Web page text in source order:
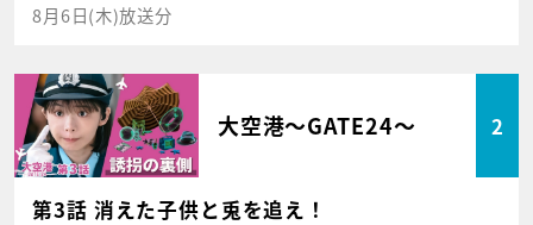
8月6日(木)放送分
大空港～GATE24～ 2
第3話 消えた子供と兎を追え！